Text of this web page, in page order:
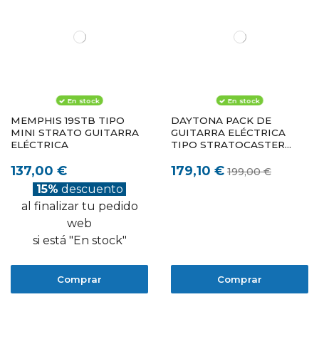
En stock
MEMPHIS 19STB TIPO
MINI STRATO GUITARRA
ELÉCTRICA
137,00 €
15% descuento
al finalizar tu pedido
web
si está "En stock"
Comprar
En stock
DAYTONA PACK DE
GUITARRA ELÉCTRICA
TIPO STRATOCASTER
179,10 € 199,00 €
Comprar